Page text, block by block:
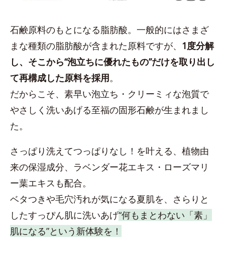
石鹸原料のもとになる脂肪酸。一般的にはさまざ
まな種類の脂肪酸が含まれた原料ですが、 1度分解
し、そこから“泡立ちに優れたもの”だけを取り出し
て再構成した原料を採用。
だからこそ、素早い泡立ち・クリーミィな泡質で
やさしく洗いあげる至福の固形石鹸が生まれまし
た。
さっぱり洗えてつっぱりなし！を叶える、植物由
来の保湿成分、ラベンダー花エキス・ローズマリ
ー葉エキスも配合。
ベタつきや毛穴汚れが気になる夏肌を、さらりと
したすっぴん肌に洗いあげ“何もまとわない「素」
肌になる”という新体験を！